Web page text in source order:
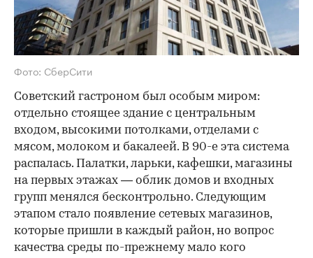
Фото: СберСити
Советский гастроном был особым миром:
отдельно стоящее здание с центральным
входом, высокими потолками, отделами с
мясом, молоком и бакалеей. В 90-е эта система
распалась. Палатки, ларьки, кафешки, магазины
на первых этажах — облик домов и входных
групп менялся бесконтрольно. Следующим
этапом стало появление сетевых магазинов,
которые пришли в каждый район, но вопрос
качества среды по-прежнему мало кого